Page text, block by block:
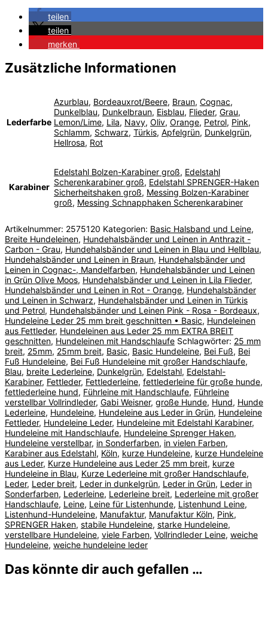
teilen
teilen
merken
Zusätzliche Informationen
Lederfarbe
Azurblau, Bordeauxrot/Beere, Braun, Cognac,
Dunkelblau, Dunkelbraun, Eisblau, Flieder, Grau,
Lemon/Lime, Lila, Navy, Oliv, Orange, Petrol, Pink,
Schlamm, Schwarz, Türkis, Apfelgrün, Dunkelgrün,
Hellrosa, Rot
Karabiner
Edelstahl Bolzen-Karabiner groß, Edelstahl
Scherenkarabiner groß, Edelstahl SPRENGER-Haken
Sicherheitshaken groß, Messing Bolzen-Karabiner
groß, Messing Schnapphaken Scherenkarabiner
Artikelnummer: 2575120 Kategorien: Basic Halsband und Leine,
Breite Hundeleinen, Hundehalsbänder und Leinen in Anthrazit -
Carbon - Grau, Hundehalsbänder und Leinen in Blau und Hellblau,
Hundehalsbänder und Leinen in Braun, Hundehalsbänder und
Leinen in Cognac-, Mandelfarben, Hundehalsbänder und Leinen
in Grün Olive Moos, Hundehalsbänder und Leinen in Lila Flieder,
Hundehalsbänder und Leinen in Rot - Orange, Hundehalsbänder
und Leinen in Schwarz, Hundehalsbänder und Leinen in Türkis
und Petrol, Hundehalsbänder und Leinen Pink - Rosa - Bordeaux,
Hundeleine Leder 25 mm breit geschnitten • Basic, Hundeleinen
aus Fettleder, Hundeleinen aus Leder 25 mm EXTRA BREIT
geschnitten, Hundeleinen mit Handschlaufe Schlagwörter: 25 mm
breit, 25mm, 25mm breit, Basic, Basic Hundeleine, Bei Fuß, Bei
Fuß Hundeleine, Bei Fuß Hundeleine mit großer Handschlaufe,
Blau, breite Lederleine, Dunkelgrün, Edelstahl, Edelstahl-
Karabiner, Fettleder, Fettlederleine, fettlederleine für große hunde,
fettlederleine hund, Führleine mit Handschlaufe, Führleine
verstellbar Vollrindleder, Gabi Weisner, große Hunde, Hund, Hunde
Lederleine, Hundeleine, Hundeleine aus Leder in Grün, Hundeleine
Fettleder, Hundeleine Leder, Hundeleine mit Edelstahl Karabiner,
Hundeleine mit Handschlaufe, Hundeleine Sprenger Haken,
Hundeleine verstellbar, in Sonderfarben, in vielen Farben,
Karabiner aus Edelstahl, Köln, kurze Hundeleine, kurze Hundeleine
aus Leder, Kurze Hundeleine aus Leder 25 mm breit, kurze
Hundeleine in Blau, Kurze Lederleine mit großer Handschlaufe,
Leder, Leder breit, Leder in dunkelgrün, Leder in Grün, Leder in
Sonderfarben, Lederleine, Lederleine breit, Lederleine mit großer
Handschlaufe, Leine, Leine für Listenhunde, Listenhund Leine,
Listenhund-Hundeleine, Manufaktur, Manufaktur Köln, Pink,
SPRENGER Haken, stabile Hundeleine, starke Hundeleine,
verstellbare Hundeleine, viele Farben, Vollrindleder Leine, weiche
Hundeleine, weiche hundeleine leder
Das könnte dir auch gefallen …